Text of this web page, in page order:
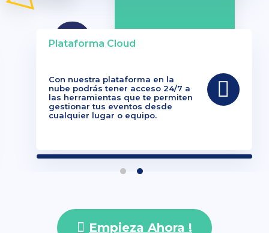
Plataforma Cloud
Con nuestra plataforma en la
nube podrás tener acceso 24/7 a
las herramientas que te permiten
gestionar tus eventos desde
cualquier lugar o equipo.
Empieza Ahora !